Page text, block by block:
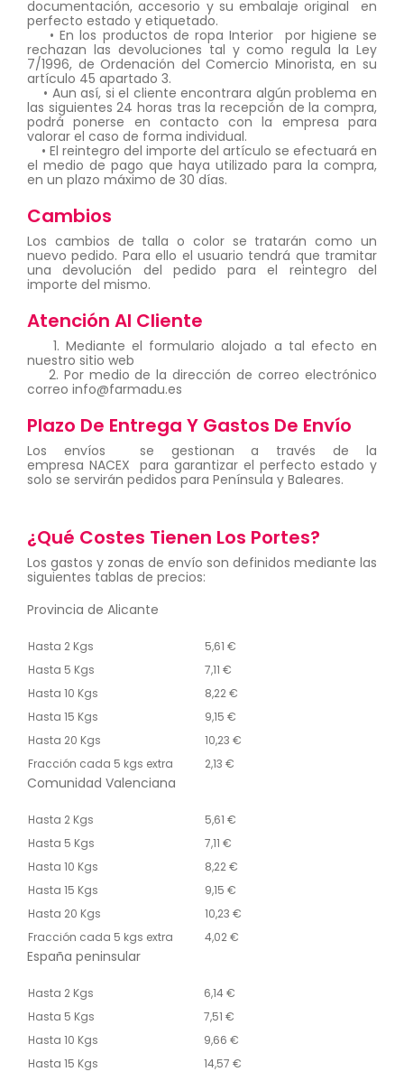
documentación, accesorio y su embalaje original en
perfecto estado y etiquetado.
• En los productos de ropa Interior por higiene se
rechazan las devoluciones tal y como regula la Ley
7/1996, de Ordenación del Comercio Minorista, en su
artículo 45 apartado 3.
• Aun así, si el cliente encontrara algún problema en
las siguientes 24 horas tras la recepción de la compra,
podrá ponerse en contacto con la empresa para
valorar el caso de forma individual.
• El reintegro del importe del artículo se efectuará en
el medio de pago que haya utilizado para la compra,
en un plazo máximo de 30 días.
Cambios
Los cambios de talla o color se tratarán como un
nuevo pedido. Para ello el usuario tendrá que tramitar
una devolución del pedido para el reintegro del
importe del mismo.
Atención Al Cliente
1. Mediante el formulario alojado a tal efecto en
nuestro sitio web
2. Por medio de la dirección de correo electrónico
correo info@farmadu.es
Plazo De Entrega Y Gastos De Envío
Los envíos se gestionan a través de la
empresa NACEX para garantizar el perfecto estado y
solo se servirán pedidos para Península y Baleares.
¿Qué Costes Tienen Los Portes?
Los gastos y zonas de envío son definidos mediante las
siguientes tablas de precios:
Provincia de Alicante
Hasta 2 Kgs
5,61 €
Hasta 5 Kgs
7,11 €
Hasta 10 Kgs
8,22 €
Hasta 15 Kgs
9,15 €
Hasta 20 Kgs
10,23 €
Fracción cada 5 kgs extra
2,13 €
Comunidad Valenciana
Hasta 2 Kgs
5,61 €
Hasta 5 Kgs
7,11 €
Hasta 10 Kgs
8,22 €
Hasta 15 Kgs
9,15 €
Hasta 20 Kgs
10,23 €
Fracción cada 5 kgs extra
4,02 €
España peninsular
Hasta 2 Kgs
6,14 €
Hasta 5 Kgs
7,51 €
Hasta 10 Kgs
9,66 €
Hasta 15 Kgs
14,57 €